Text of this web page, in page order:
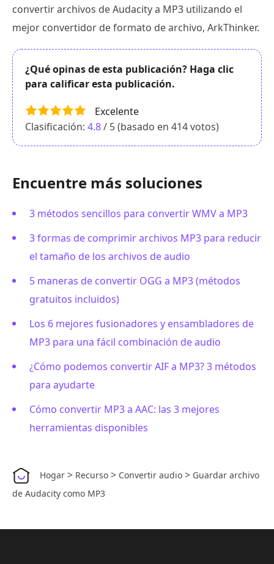
convertir archivos de Audacity a MP3 utilizando el
mejor convertidor de formato de archivo, ArkThinker.
¿Qué opinas de esta publicación? Haga clic
para calificar esta publicación.
Excelente
Clasificación: 4.8/ 5 (basado en 414votos)
Encuentre más soluciones
3 métodos sencillos para convertir WMV a MP3
3 formas de comprimir archivos MP3 para reducir
el tamaño de los archivos de audio
5 maneras de convertir OGG a MP3 (métodos
gratuitos incluidos)
Los 6 mejores fusionadores y ensambladores de
MP3 para una fácil combinación de audio
¿Cómo podemos convertir AIF a MP3? 3 métodos
para ayudarte
Cómo convertir MP3 a AAC: las 3 mejores
herramientas disponibles
Hogar > Recurso > Convertir audio > Guardar archivo
de Audacity como MP3